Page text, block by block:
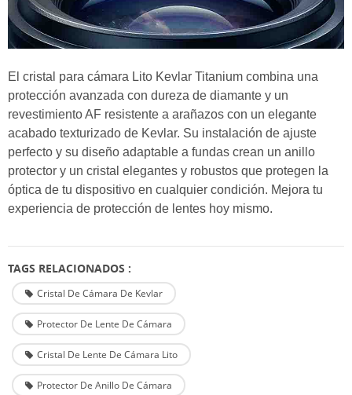
El cristal para cámara Lito Kevlar Titanium combina una
protección avanzada con dureza de diamante y un
revestimiento AF resistente a arañazos con un elegante
acabado texturizado de Kevlar. Su instalación de ajuste
perfecto y su diseño adaptable a fundas crean un anillo
protector y un cristal elegantes y robustos que protegen la
óptica de tu dispositivo en cualquier condición. Mejora tu
experiencia de protección de lentes hoy mismo.
TAGS RELACIONADOS :
Cristal De Cámara De Kevlar
Protector De Lente De Cámara
Cristal De Lente De Cámara Lito
Protector De Anillo De Cámara